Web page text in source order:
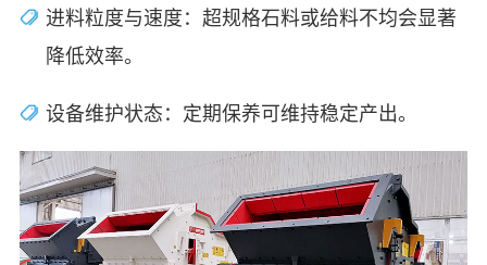
‌进料粒度与速度‌：超规格石料或给料不均会显著
降低效率。
‌设备维护状态‌：定期保养可维持稳定产出。